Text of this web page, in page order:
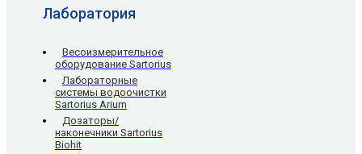
Лаборатория
Весоизмерительное
оборудование Sartorius
Лабораторные
системы водоочистки
Sartorius Arium
Дозаторы/
наконечники Sartorius
Biohit